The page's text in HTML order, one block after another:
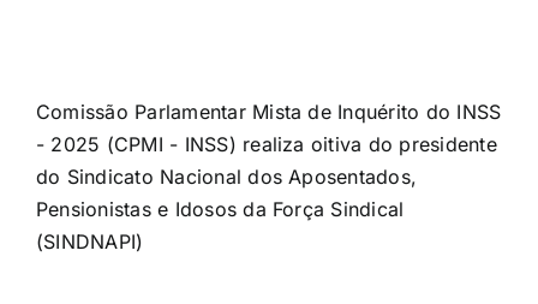
Entretenimento
Colunas e Blogs
Buscar
resultados
Comissão Parlamentar Mista de Inquérito do INSS
- 2025 (CPMI - INSS) realiza oitiva do presidente
do Sindicato Nacional dos Aposentados,
Pensionistas e Idosos da Força Sindical
(SINDNAPI)